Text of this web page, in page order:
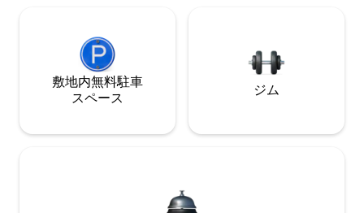
敷地内無料駐⁠車
ス⁠ペ⁠ー⁠ス
ジム